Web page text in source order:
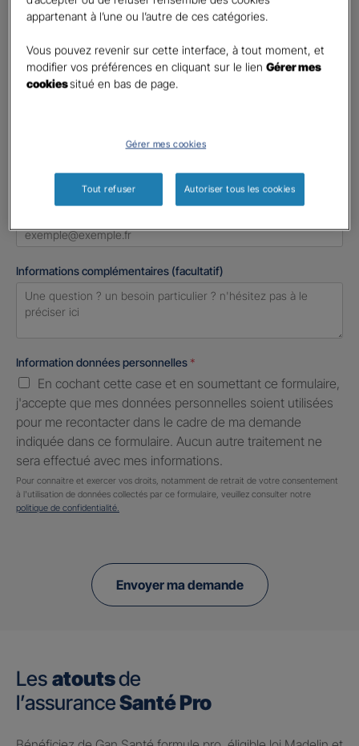
*
Monsieur
Contact*
United
*
Informations complémentaires (facultatif)
Information données personnelles *
En cochant cette case et en soumettant ce formulaire,
j'accepte que mes données personnelles soient utilisées
pour me recontacter dans le cadre de ma demande
indiquée dans ce formulaire. Aucun autre traitement ne
sera effectué avec mes informations.
Pour connaitre et exercer vos droits, notamment de retrait de votre consentement
à l'utilisation de données collectés par ce formulaire, veuillez consulter notre
politique de confidentialité.
Envoyer ma demande
Les atoutsde
l’assuranceSanté Pro
appartenant à l’une ou l’autre de ces catégories.
Vous pouvez revenir sur cette interface, à tout moment, et
modifier vos préférences en cliquant sur le lienGérer mes
cookiessitué en bas de page.
Gérer mes cookies
Tout refuser Autoriser tous les cookies